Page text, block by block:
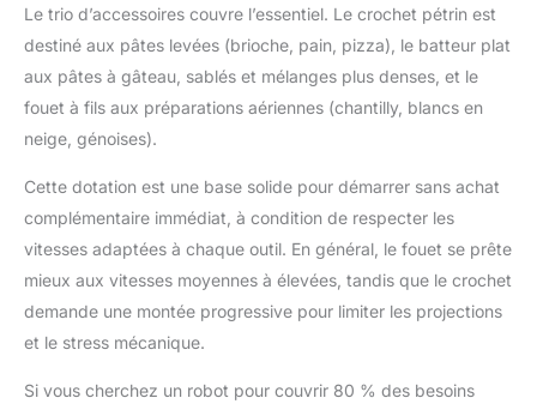
dans les 24 heures.
Le trio d’accessoires couvre l’essentiel. Le crochet pétrin est
destiné aux pâtes levées (brioche, pain, pizza), le batteur plat
aux pâtes à gâteau, sablés et mélanges plus denses, et le
fouet à fils aux préparations aériennes (chantilly, blancs en
neige, génoises).
Cette dotation est une base solide pour démarrer sans achat
complémentaire immédiat, à condition de respecter les
vitesses adaptées à chaque outil. En général, le fouet se prête
mieux aux vitesses moyennes à élevées, tandis que le crochet
demande une montée progressive pour limiter les projections
et le stress mécanique.
Si vous cherchez un robot pour couvrir 80 % des besoins